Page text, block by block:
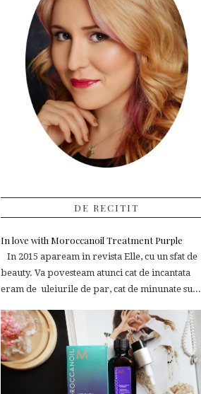
DE RECITIT
In love with Moroccanoil Treatment Purple
In 2015 apaream in revista Elle, cu un sfat de
beauty. Va povesteam atunci cat de incantata
eram de uleiurile de par, cat de minunate su...